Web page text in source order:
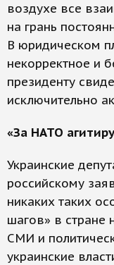
воздухе все
на грань
В юридическом
некорректное и
президенту
исключительно
«За НАТО
Украинские
российскому
никаких таких
шагов» в стране
СМИ и
украинские